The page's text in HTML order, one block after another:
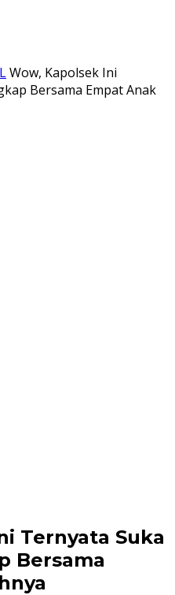
Wow, Kapolsek Ini
Bersama Empat Anak
Ternyata Suka
Bersama